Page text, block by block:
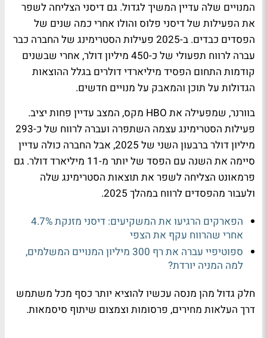
המנויים שלה עדיין המשיך לגדול. גם דיסני הצליחה לשפר
את הפעילות של דיסני פלוס והולו אחרי כמה שנים של
הפסדים כבדים. ב-2025 פעילות הסטרימינג של החברה כבר
עברה לרווח תפעולי של כ-450 מיליון דולר, אחרי שבשנים
קודמות התחום הפסיד מיליארדי דולרים בגלל ההוצאות
הגדולות על תוכן והמאבק על מנויים חדשים.
בוורנר, שמפעילה את HBO מקס, המצב עדיין פחות יציב.
פעילות הסטרימינג עצמה השתפרה ועברה לרווח של כ-293
מיליון דולר ברבעון השני של 2025, אבל החברה כולה עדיין
סיימה את השנה עם הפסד של יותר מ-11 מיליארד דולר. גם
פרמאונט הצליחה לשפר את תוצאות הסטרימינג שלה
ולעבור מהפסדים לרווח במהלך 2025.
הפארקים הרגיעו את המשקיעים: דיסני מזנקת 4.7%
אחרי שהרווח עקף את הצפי
ספוטיפיי עברה את רף 300 מיליון המנויים המשלמים,
למה המניה יורדת?
חלק גדול מהן מנסה עכשיו להוציא יותר כסף מכל משתמש
דרך העלאות מחירים, פרסומות וצמצום שיתוף סיסמאות.